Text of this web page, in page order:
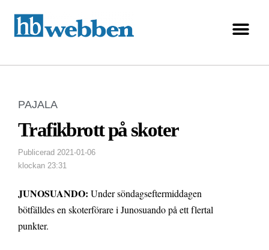
PAJALA
Trafikbrott på skoter
Publicerad 2021-01-06
klockan 23:31
JUNOSUANDO: Under söndagseftermiddagen
bötfälldes en skoterförare i Junosuando på ett flertal
punkter.